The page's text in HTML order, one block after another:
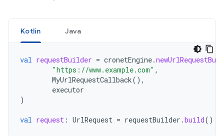
Kotlin Java
val requestBuilder = cronetEngine.
"https://www.example.com" ,
MyUrlRequestCallback(),
executor
)
val request : UrlRequest = requestBuilder .build()